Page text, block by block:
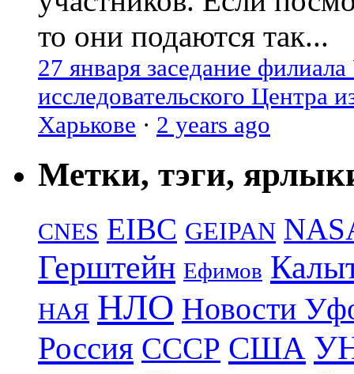
то они подаются так...
27 января заседание
исследовательского Центра
Харькове · 2 years ago
Метки, тэги,
CNES EIBC GEIPAN
Герштейн Ефимов
НАЯ НЛО Новости
Россия СССР США